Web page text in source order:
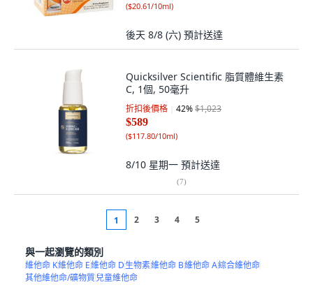
($20.61/10ml)
後天 8/8 (六) 預計送達
Quicksilver Scientific 脂質體維生素
C, 1個, 50毫升
折扣後價格 42%$1,023
$589
($117.80/10ml)
8/10 星期一 預計送達
(7)
1 2 3 4 5
與一起瀏覽的類別
維他命 K維他命 E維他命 D生物素維他命 B維他命 A綜合維他命
其他維他命/礦物質兒童維他命